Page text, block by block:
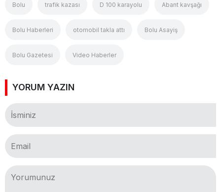
Bolu trafik kazası D 100 karayolu Abant kavşağı
Bolu Haberleri otomobil takla attı Bolu Asayiş
Bolu Gazetesi Video Haberler
YORUM YAZIN